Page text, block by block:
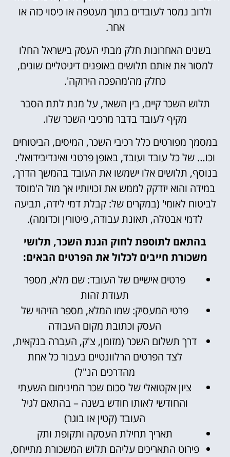
ולרוב נמסר לעובדים בתוך מעטפה או כיסוי כזה או
אחר.
בשנים האחרונות חלק מבתי העסק בישראל החלו
למסור את אותם תלושים באופנים דיגיטליים שונים,
כחלק מה'מהפכה הירוקה'.
תלוש השכר קיים, בין השאר, על מנת לתת הסבר
מקיף לעובד בדבר מרכיבי השכר שלו.
במסמך מפורטים כלל רכיבי השכר, המיסים, הביטוחים
וכו… של כל עובד ועובד, באופן פרטני ואינדיבידואלי.
בנוסף, תלושים אלו ישמשו את העובד בהמשך הדרך,
במידה והוא יזדקק לממש את זכויותיו אך מול ה'מוסד
לביטוח לאומי' (במקרים של: קבלת דמי לידה, תביעה
לדמי אבטלה, תאונת עבודה, פיטורין וכדומה).
בהתאם לתוספת לחוק הגנת השכר, תלושי
משכורת חייבים לכלול את הפרטים הבאים:
פרטים אישיים של העובד: שם מלא, מספר
תעודת זהות
פרטי המעסיק: שמו המלא, מספר הזיהוי של
העסק וכתובת מקום העבודה
דרך תשלום השכר (מזומן, צ'ק, העברה בנקאית,
לצד הפרטים הרלוונטיים בעבור כל אחת
מהדרכים הנ"ל)
ציון אקטואלי של סכום שכר המינימום השעתי
והחודשי לאותו חודש בשנה – בהתאם לגיל
העובד (קטין או בוגר)
תאריך תחילת העסקה ותקופת ותק
פירוט התאריכים עליהם תלוש המשכורת מתייחס,